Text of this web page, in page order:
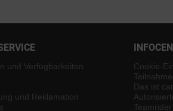
und Verfügbarkeiten
und Reklamation
Cookie-
Das ist
Teamrider